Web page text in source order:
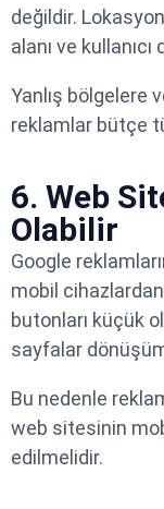
değildir.
alanı ve
Yanlış bölgelere
reklamlar bütçe
6. Web
Olabilir
Google
mobil
butonları küçük
sayfalar
Bu nedenle
web sitesinin
edilmelidir.